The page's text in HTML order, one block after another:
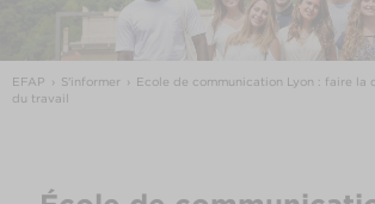
EFAP S'informer
Ecole de communication Lyon : faire la
du travail